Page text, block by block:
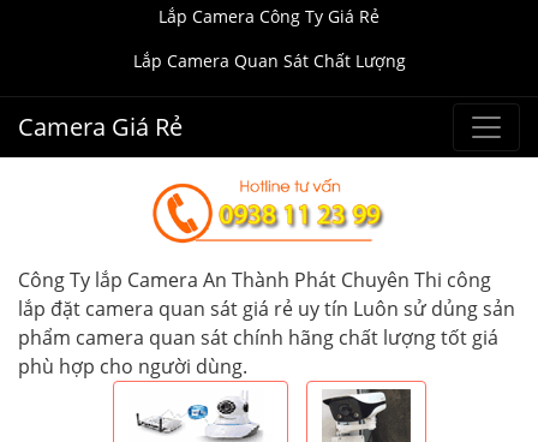
Lắp Camera Công Ty Giá Rẻ
Lắp Camera Quan Sát Chất Lượng
Camera Giá Rẻ
Công Ty lắp Camera An Thành Phát Chuyên Thi công
lắp đặt camera quan sát giá rẻ uy tín Luôn sử dủng sản
phẩm camera quan sát chính hãng chất lượng tốt giá
phù hợp cho người dùng.